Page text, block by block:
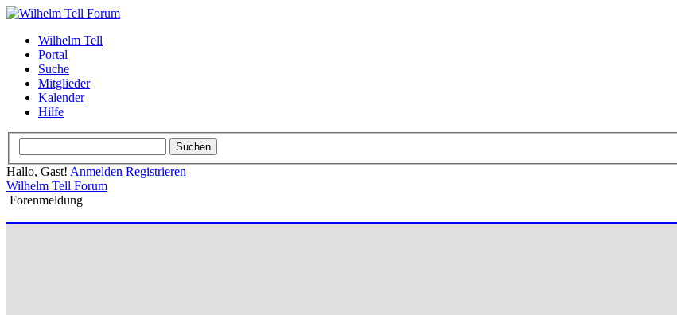
Wilhelm Tell
Portal
Suche
Mitglieder
Kalender
Hilfe
Hallo, Gast! Anmelden Registrieren
Wilhelm Tell Forum
Forenmeldung